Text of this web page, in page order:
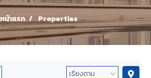
หน้าแรก Properties